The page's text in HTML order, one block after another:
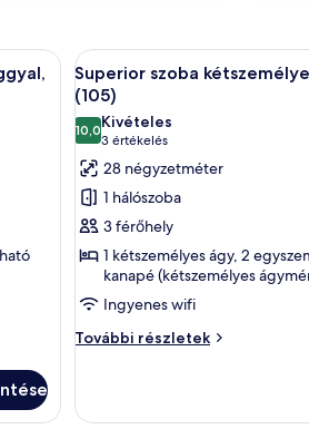
vagy két külön ággyal, kilátással a városra
A
következő
szoba
összes
képének
megtekintése:
Superior
szoba
kétszemélyes
vagy
két
külön
9
Superior szoba
(105)
10,010-ből 10,0
Kivételes
3 értékelés
(3
értékelés)
28 négyzetméter
1 hálószoba
3 férőhely
1 kétszemélyes ágy, 2
kanapé (kétszemélyes
Ingyenes wifi
További részletek
Superior
két